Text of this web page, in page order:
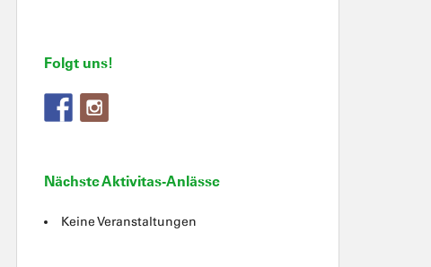
Folgt uns!
Nächste Aktivitas-Anlässe
Keine Veranstaltungen